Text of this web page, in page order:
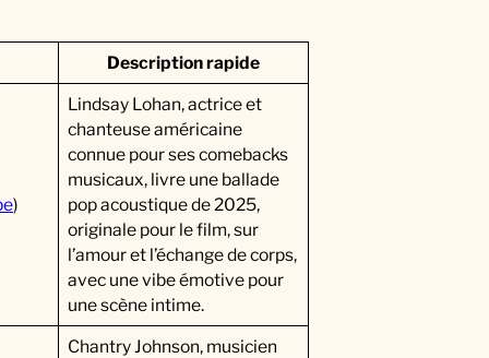
Description rapide
)
Lindsay Lohan, actrice et
chanteuse américaine
connue pour ses comebacks
musicaux, livre une ballade
pop acoustique de 2025,
originale pour le film, sur
l’amour et l’échange de corps,
avec une vibe émotive pour
une scène intime.
Chantry Johnson, musicien